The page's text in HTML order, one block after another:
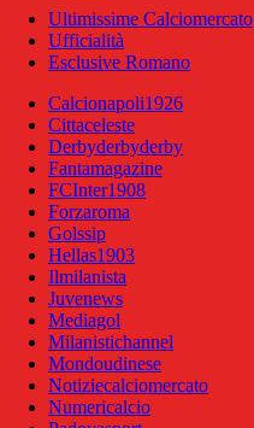
Ultimissime Calciomercato
Ufficialità
Esclusive Romano
Calcionapoli1926
Cittaceleste
Derbyderbyderby
Fantamagazine
FCInter1908
Forzaroma
Golssip
Hellas1903
Ilmilanista
Juvenews
Mediagol
Milanistichannel
Mondoudinese
Notiziecalciomercato
Numericalcio